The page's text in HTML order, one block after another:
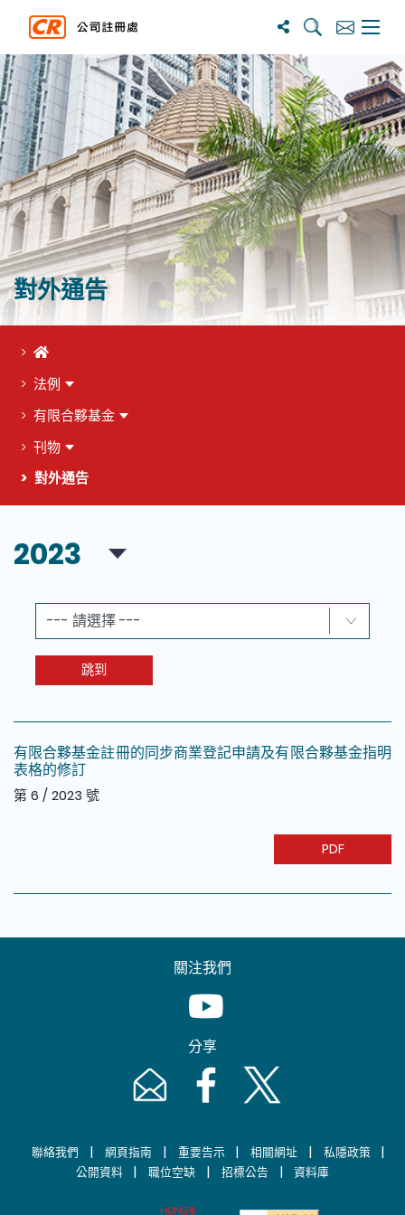
搜寻 订阅主选
對外通告
首頁
法例
有限合夥基金
刊物
對外通告
2023
跳到
有限合夥基金註冊的同步商業登記申請及有限合夥基金指明
表格的修訂
第 6 / 2023 號
PDF
關注我們
Youtube [This link will pop up in
分享
Email [This link will pop up in a new
Facebook [This link will pop up
Twitter [This link will
聯絡我們 | 網頁指南 | 重要告示 | 相關網址 | 私隱政策 |
公開資料 | 職位空缺 | 招標公告 | 資料庫